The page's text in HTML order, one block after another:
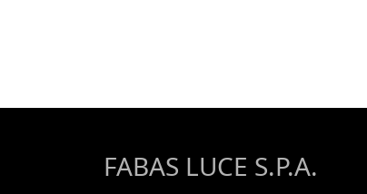
FABAS LUCE S.P.A.